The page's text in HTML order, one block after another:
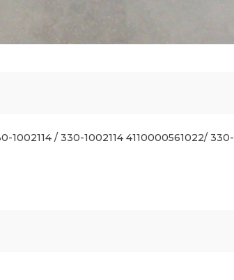
1002114 / 330-1002114 4110000561022/ 330-